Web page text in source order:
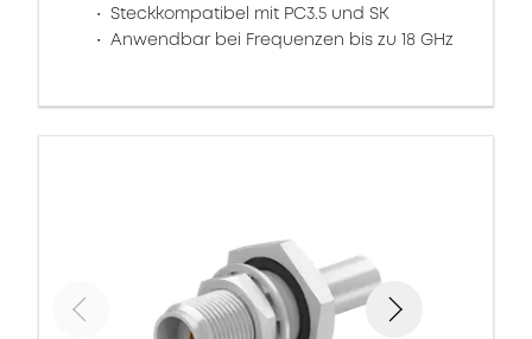
Steckkompatibel mit PC3.5 und SK
Anwendbar bei Frequenzen bis zu 18 GHz